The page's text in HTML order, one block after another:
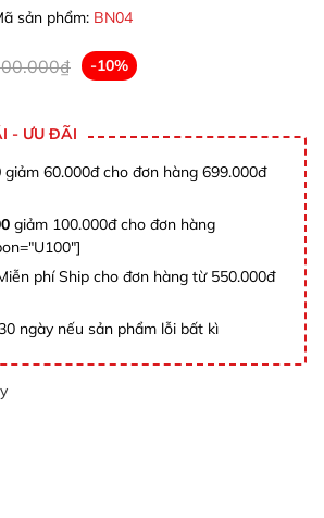
sản phẩm: BN04
-10%
- ƯU ĐÃI
giảm 60.000đ cho đơn hàng 699.000đ
giảm 100.000đ cho đơn hàng
phí Ship cho đơn hàng từ 550.000đ
ngày nếu sản phẩm lỗi bất kì